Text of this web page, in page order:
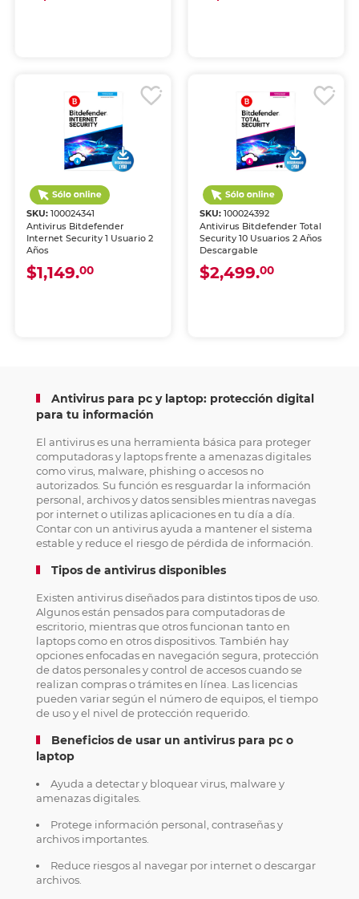
SKU:100024341
Antivirus Bitdefender
Internet Security 1 Usuario 2
Años
$1,149.00
SKU: 100024392
Antivirus Bitdefender Total
Security 10 Usuarios 2 Años
Descargable
$2,499.00
Antivirus para pc y laptop: protección digital
para tu información
El antivirus es una herramienta básica para proteger
computadoras y laptops frente a amenazas digitales
como virus, malware, phishing o accesos no
autorizados. Su función es resguardar la información
personal, archivos y datos sensibles mientras navegas
por internet o utilizas aplicaciones en tu día a día.
Contar con un antivirus ayuda a mantener el sistema
estable y reduce el riesgo de pérdida de información.
Tipos de antivirus disponibles
Existen antivirus diseñados para distintos tipos de uso.
Algunos están pensados para computadoras de
escritorio, mientras que otros funcionan tanto en
laptops como en otros dispositivos. También hay
opciones enfocadas en navegación segura, protección
de datos personales y control de accesos cuando se
realizan compras o trámites en línea. Las licencias
pueden variar según el número de equipos, el tiempo
de uso y el nivel de protección requerido.
Beneficios de usar un antivirus para pc o
laptop
Ayuda a detectar y bloquear virus, malware y
amenazas digitales.
Protege información personal, contraseñas y
archivos importantes.
Reduce riesgos al navegar por internet o descargar
archivos.